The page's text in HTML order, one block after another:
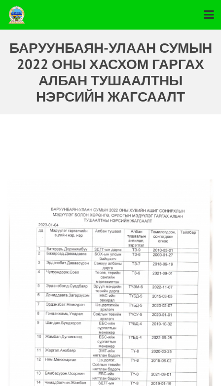
БАРУУНБАЯН-УЛААН СУМЫН
2022 ОНЫ ХАСХОМ ГАРГАХ
АЛБАН ТУШААЛТНЫ
НЭРСИЙН ЖАГСААЛТ